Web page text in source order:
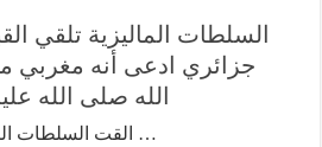
السلطات الماليزية تلقي
جزائري ادعى أنه مغربي
الله صلى الله
القت السلطات الماليزية القبض على …